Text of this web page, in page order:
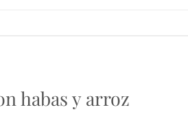
habas y arroz